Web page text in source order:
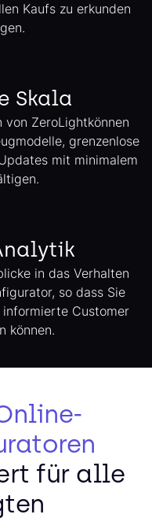
Kaufs zu erkunden
Skala
ZeroLightkönnen
grenzenlose
mit minimalem
in das Verhalten
so dass Sie
Customer
können.
für alle